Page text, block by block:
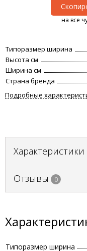
на все
Типоразмер ширина
Высота см
Ширина см
Страна бренда
Подробные
Характеристики
Отзывы 0
Типоразмер ширина